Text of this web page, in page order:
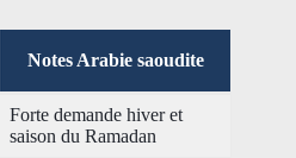
Notes Arabie saoudite
Forte demande hiver et
saison du Ramadan